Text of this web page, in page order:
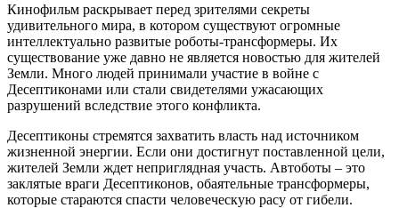
Кинофильм раскрывает перед зрителями секреты
удивительного мира, в котором существуют огромные
интеллектуально развитые роботы-трансформеры. Их
существование уже давно не является новостью для жителей
Земли. Много людей принимали участие в войне с
Десептиконами или стали свидетелями ужасающих
разрушений вследствие этого конфликта.
Десептиконы стремятся захватить власть над источником
жизненной энергии. Если они достигнут поставленной цели,
жителей Земли ждет неприглядная участь. Автоботы – это
заклятые враги Десептиконов, обаятельные трансформеры,
которые стараются спасти человеческую расу от гибели.